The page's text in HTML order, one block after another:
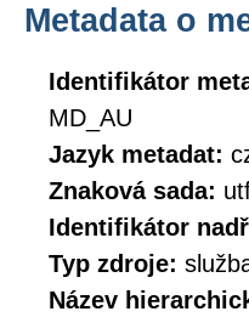
Metadata o
Identifikátor
MD_AU
Jazyk metadat:
Znaková sada:
Identifikátor
Typ zdroje:
Název